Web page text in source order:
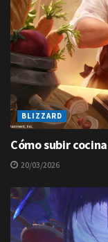
BLIZZARD
Cómo subir
20/03/2026